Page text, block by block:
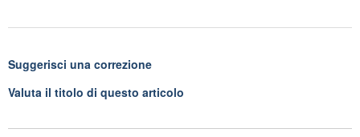
Suggerisci una correzione
Valuta il titolo di questo articolo